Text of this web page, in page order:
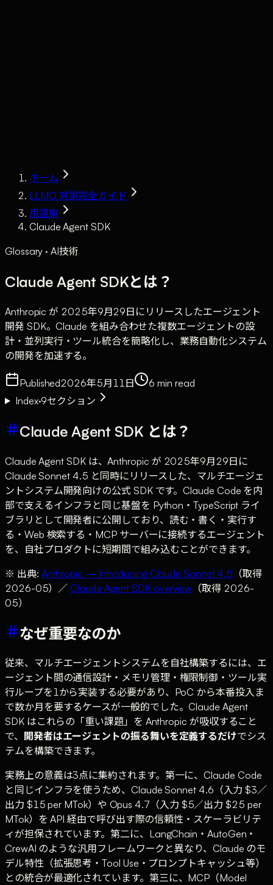
ホーム
LLMO 対策完全ガイド
用語集
Claude Agent SDK
Glossary · AI技術
Claude Agent SDKとは？
Anthropic が 2025年9月29日にリリースしたエージェント
開発 SDK。Claude を組み合わせた複数エージェントの設
計・並列実行・ツール統合を簡略化し、業務自動化システム
の開発を加速する。
Published2026年5月11日 6 min read
Index·9セクション
Claude Agent SDK とは？
Claude Agent SDK は、Anthropic が 2025年9月29日に
Claude Sonnet 4.5 と同時にリリースした、マルチエージェ
ントシステム開発向けの公式 SDK です。Claude Code を内
部で支えるインフラと同じ基盤を Python・TypeScript ライ
ブラリとして開発者に公開しており、読む・書く・実行す
る・Web 検索する・MCP サーバーに接続するエージェント
を、自社プロダクトに短期間で組み込むことができます。
※ 出典: Anthropic — Introducing Claude Sonnet 4.5 （取得
2026-05）／Claude Agent SDK overview （取得 2026-
05）
なぜ重要なのか
従来、マルチエージェントシステムを自社構築するには、エ
ージェント間の通信設計・メモリ管理・権限制御・ツール実
行ループを1から実装する必要があり、PoC から本番投入ま
で数か月を要するケースが一般的でした。Claude Agent
SDK はこれらの「重い課題」を Anthropic が吸収すること
で、
開発者はエージェントの振る舞いを定義するだけでシス
テムを構築できます。
実務上の意義は3点に集約されます。第一に、Claude Code
と同じインフラを使うため、Claude Sonnet 4.6（入力 $3／
出力 $15 per MTok）や Opus 4.7（入力 $5／出力 $25 per
MTok）を API 経由で呼び出す際の信頼性・スケーラビリテ
ィが担保されています。第二に、LangChain・AutoGen・
CrewAI のような汎用フレームワークと異なり、Claude のモ
デル特性（拡張思考・Tool Use・プロンプトキャッシュ等）
との統合が最適化されています。第三に、MCP（Model